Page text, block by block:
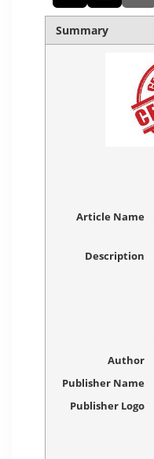
Summary
Article Name
Description
Author
Publisher Name
Publisher Logo